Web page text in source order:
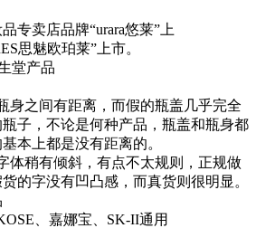
卖店品牌“urara悠莱”上
思魅欧珀莱”上市。
堂产品
之间有距离，而假的瓶盖几乎完全
子，不论是何种产品，瓶盖和瓶身都
本上都是没有距离的。
稍有倾斜，有点不太规则，正规做
的字没有凹凸感，而真货则很明显。
、嘉娜宝、SK-II通用